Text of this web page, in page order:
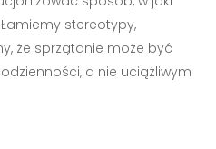
stereotypy,
że sprzątanie może być
a nie uciążliwym